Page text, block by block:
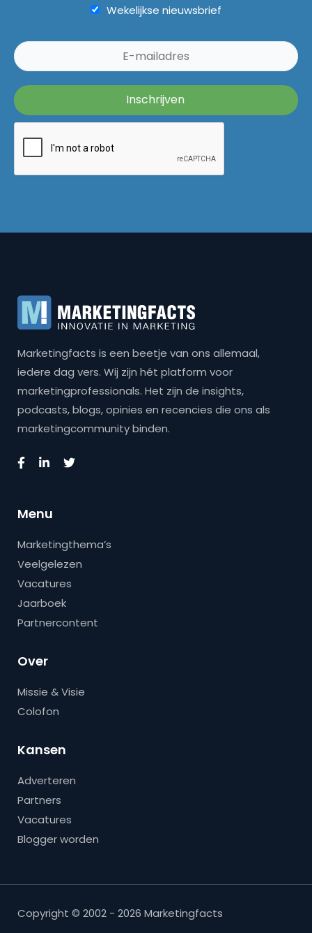
Wekelijkse nieuwsbrief
Marketingfacts is een beetje van ons allemaal,
iedere dag vers. Wij zijn hét platform voor
marketingprofessionals. Het zijn de insights,
podcasts, blogs, opinies en recencies die ons als
marketingcommunity binden.
Menu
Marketingthema’s
Veelgelezen
Vacatures
Jaarboek
Partnercontent
Over
Missie & Visie
Colofon
Kansen
Adverteren
Partners
Vacatures
Blogger worden
Copyright © 2002 - 2026 Marketingfacts